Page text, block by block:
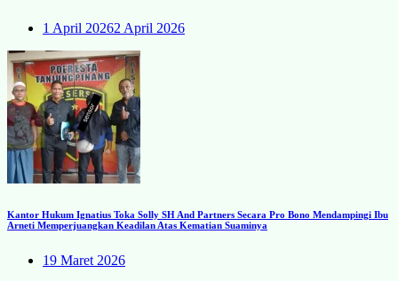
1 April 20262 April 2026
Kantor Hukum Ignatius Toka Solly SH And Partners Secara Pro Bono Mendampingi Ibu
Arneti Memperjuangkan Keadilan Atas Kematian Suaminya
19 Maret 2026